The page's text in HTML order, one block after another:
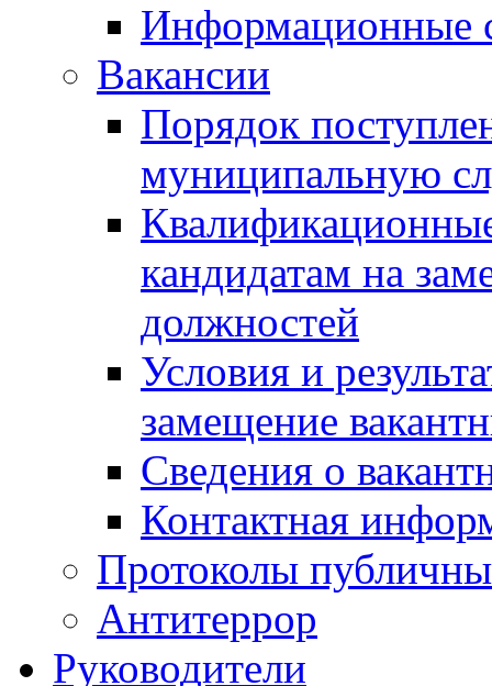
Информационные
Вакансии
Порядок
муниципальную
кандидатам на
должностей
Условия и
замещение
Сведения о
Контактная
Протоколы
Антитеррор
Руководители